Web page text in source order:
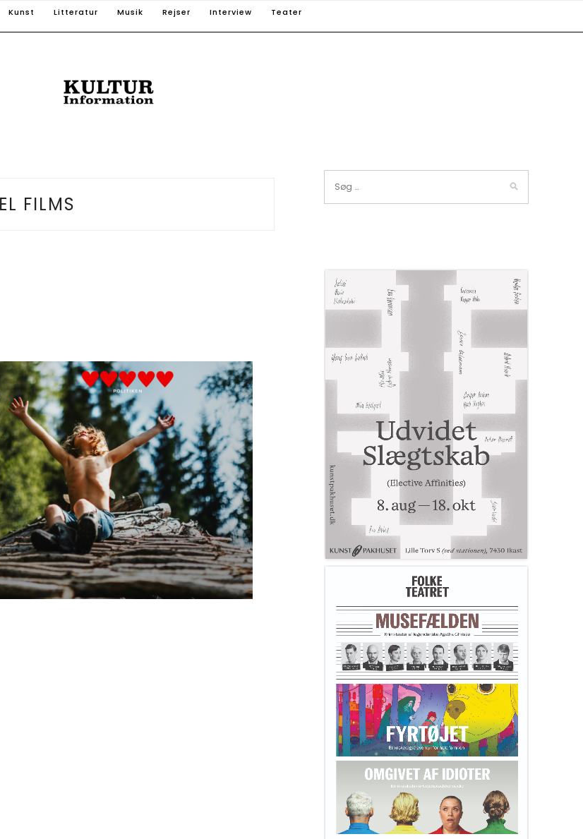
Kunst Litteratur Musik Rejser Interview Teater
FILMS